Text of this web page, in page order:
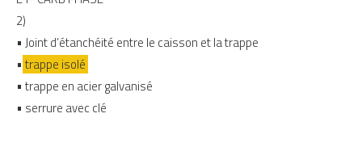
2)
• Joint d’étanchéité entre le caisson et la trappe
• trappe isolé
• trappe en acier galvanisé
• serrure avec clé